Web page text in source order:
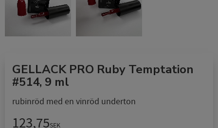
GELLACK PRO Ruby Temptation
#514, 9 ml
rubinröd med en vinröd underton
Reduced price:
123,75SEK